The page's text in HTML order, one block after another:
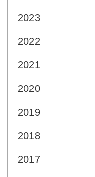
2023
2022
2021
2020
2019
2018
2017